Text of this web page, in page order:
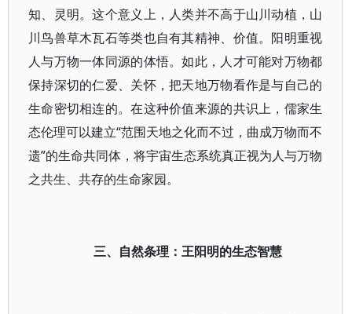
知、灵明。这个意义上，人类并不高于山川动植，山
川鸟兽草木瓦石等类也自有其精神、价值。阳明重视
人与万物一体同源的体悟。如此，人才可能对万物都
保持深切的仁爱、关怀，把天地万物看作是与自己的
生命密切相连的。在这种价值来源的共识上，儒家生
态伦理可以建立“范围天地之化而不过，曲成万物而不
遗”的生命共同体，将宇宙生态系统真正视为人与万物
之共生、共存的生命家园。
三、自然条理：王阳明的生态智慧